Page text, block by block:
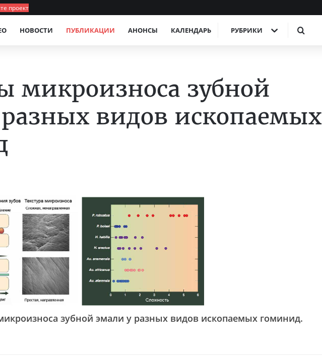
проект
НОВОСТИ ПУБЛИКАЦИИ АНОНСЫ КАЛЕНДАРЬ РУБРИКИ
микроизноса зубной
видов ископаемых
зубной эмали у разных видов ископаемых гоминид.